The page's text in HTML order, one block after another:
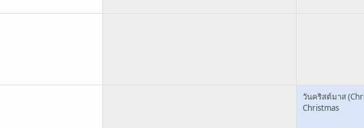
วันคริสต์มาส
Christmas